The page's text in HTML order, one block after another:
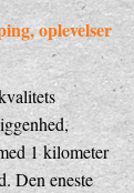
oplevelser
1 kilometer
Den eneste